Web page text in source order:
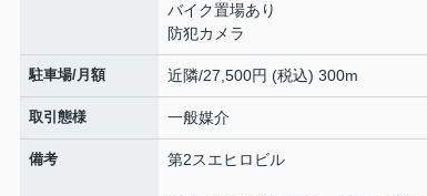
バイク置場あり
防犯カメラ
駐車場/月額 近隣/27,500円 (税込) 300m
取引態様 一般媒介
備考 第2スエヒロビル